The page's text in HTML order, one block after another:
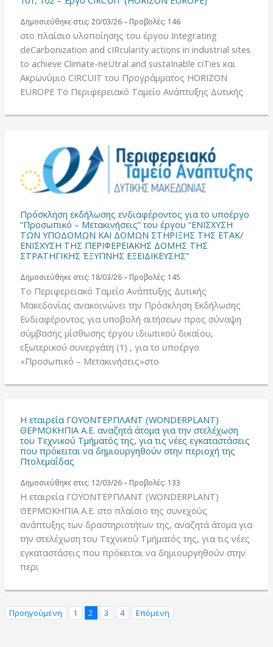
Δημοσιεύθηκε στις: 20/03/26 – Προβολές: 146
στο πλαίσιο υλοποίησης του έργου Integrating
deCarbonization and cIRcularity actions in industrial sites
to achieve Climate-neUtral and sustaInable ciTies και
Ακρωνύμιο CIRCUIT του Προγράμματος HORIZON
EUROPE Το Περιφερειακό Ταμείο Ανάπτυξης Δυτικής
Πρόσκληση εκδήλωσης ενδιαφέροντος για το υποέργο
“Προσωπικό – Μετακινήσεις” του έργου “ΕΝΙΣΧΥΣΗ
ΤΩΝ ΥΠΟΔΟΜΩΝ ΚΑΙ ΔΟΜΩΝ ΣΤΗΡΙΞΗΣ ΤΗΣ ΕΤΑΚ/
ΕΝΙΣΧΥΣΗ ΤΗΣ ΠΕΡΙΦΕΡΕΙΑΚΗΣ ΔΟΜΗΣ ΤΗΣ
ΣΤΡΑΤΗΓΙΚΗΣ ΈΞΥΠΝΗΣ ΕΞΕΙΔΙΚΕΥΣΗΣ”
Δημοσιεύθηκε στις: 18/03/26 – Προβολές: 145
Το Περιφερειακό Ταμείο Ανάπτυξης Δυτικής
Μακεδονίας ανακοινώνει την Πρόσκληση Εκδήλωσης
Ενδιαφέροντος για υποβολή αιτήσεων προς σύναψη
σύμβασης μίσθωσης έργου ιδιωτικού δικαίου,
εξωτερικού συνεργάτη (1) , για το υποέργο
«Προσωπικό – Μετακινήσεις»στο
Η εταιρεία ΓΟΥΟΝΤΕΡΠΛΑΝΤ (WONDERPLANT)
ΘΕΡΜΟΚΗΠΙΑ Α.Ε. αναζητά άτομα για την στελέχωση
του Τεχνικού Τμήματός της, για τις νέες εγκαταστάσεις
που πρόκειται να δημιουργηθούν στην περιοχή της
Πτολεμαΐδας
Δημοσιεύθηκε στις: 12/03/26 – Προβολές: 133
Η εταιρεία ΓΟΥΟΝΤΕΡΠΛΑΝΤ (WONDERPLANT)
ΘΕΡΜΟΚΗΠΙΑ Α.Ε. στο πλαίσιο της συνεχούς
ανάπτυξης των δραστηριοτήτων της, αναζητά άτομα για
την στελέχωση του Τεχνικού Τμήματός της, για τις νέες
εγκαταστάσεις που πρόκειται να δημιουργηθούν στην
περι
Προηγούμενη 1 2 3 4 Επόμενη